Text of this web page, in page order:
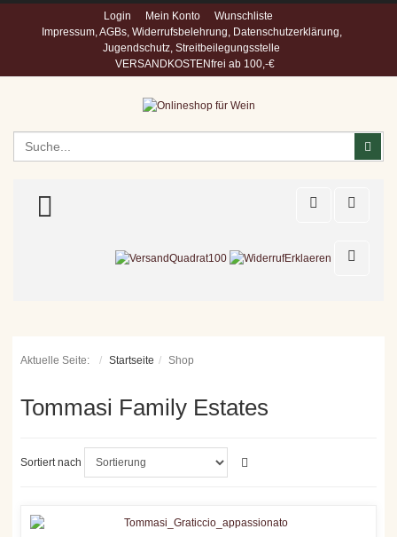
Login Mein Konto
Wunschliste
Impressum, AGBs, Widerrufsbelehrung, Datenschutzerklärung,
Jugendschutz, Streitbeilegungsstelle
VERSANDKOSTENfrei ab 100,-€
TOGGLE MENU
Aktuelle Seite: Startseite Shop
Tommasi Family Estates
Sortiert nach